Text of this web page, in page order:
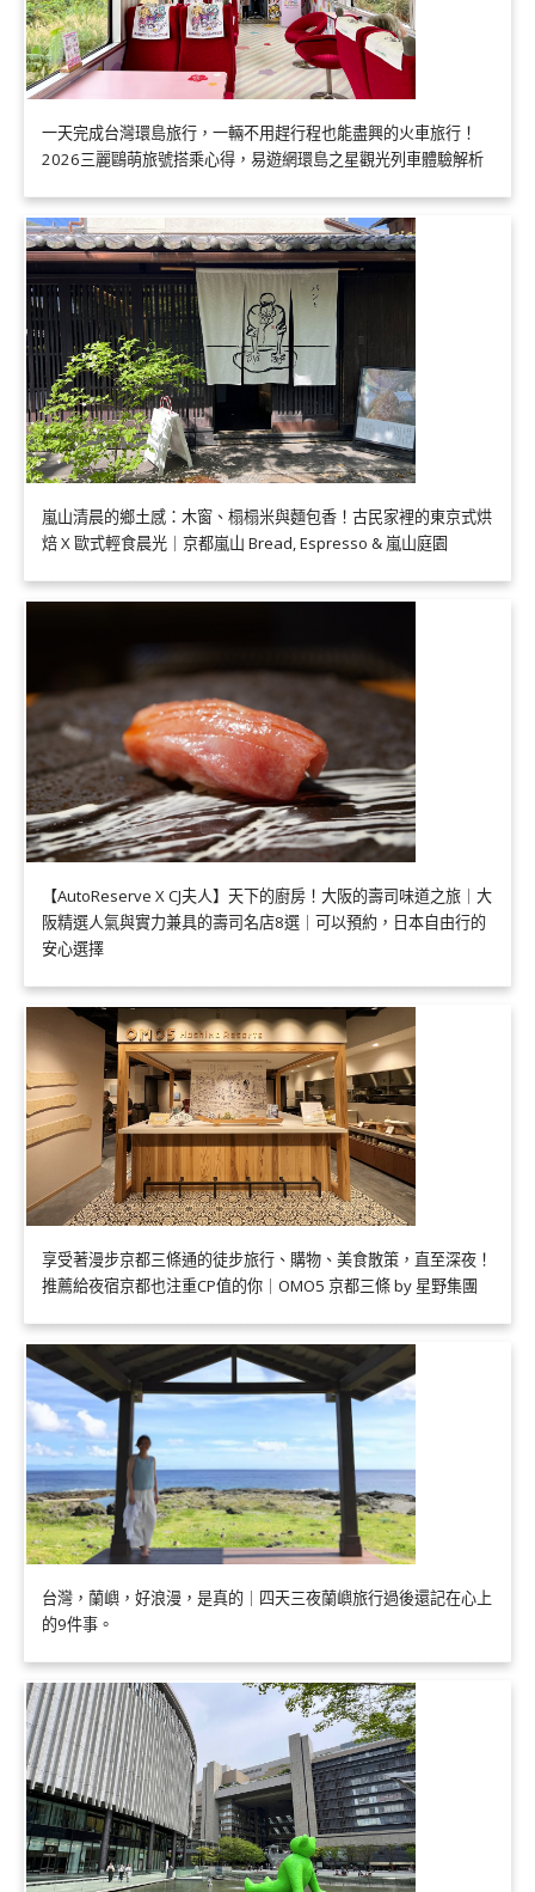
一天完成台灣環島旅行，一輛不用趕行程也能盡興的火車旅行！
2026三麗鷗萌旅號搭乘心得，易遊網環島之星觀光列車體驗解析
嵐山清晨的鄉土感：木窗、榻榻米與麵包香！古民家裡的東京式烘
焙 X 歐式輕食晨光｜京都嵐山 Bread, Espresso & 嵐山庭園
【AutoReserve X CJ夫人】天下的廚房！大阪的壽司味道之旅｜大
阪精選人氣與實力兼具的壽司名店8選｜可以預約，日本自由行的
安心選擇
享受著漫步京都三條通的徒步旅行、購物、美食散策，直至深夜！
推薦給夜宿京都也注重CP值的你｜OMO5 京都三條 by 星野集團
台灣，蘭嶼，好浪漫，是真的｜四天三夜蘭嶼旅行過後還記在心上
的9件事。